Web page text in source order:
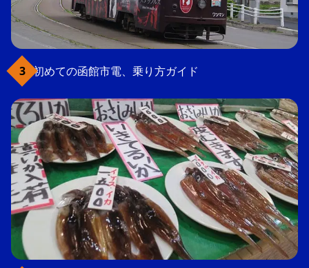
初めての函館市電、乗り方ガイド